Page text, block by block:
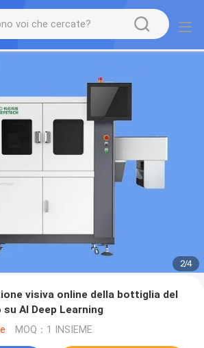
2/4
visiva online della bottiglia del
AI Deep Learning
MOQ：1 INSIEME